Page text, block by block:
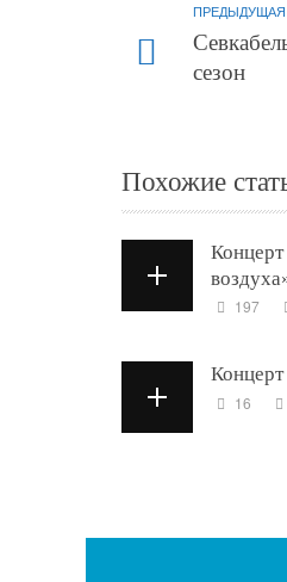
ПРЕДЫДУЩАЯ
сезон
Похожие
197
16